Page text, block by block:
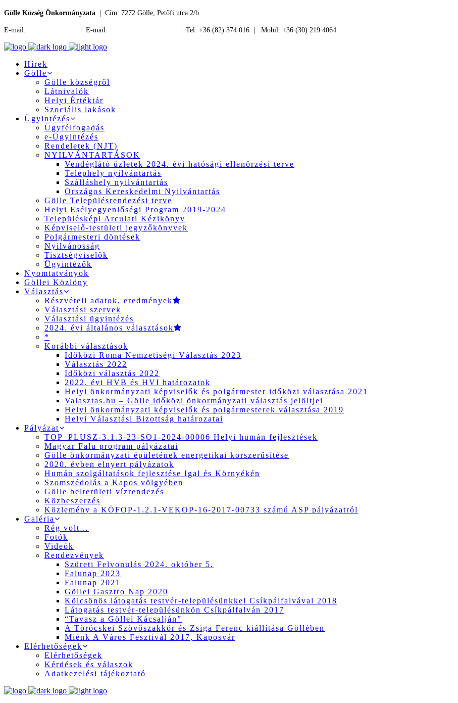
Gölle Község Önkormányzata | Cím: 7272 Gölle, Petőfi utca 2/b.
E-mail: | E-mail: | Tel: +36 (82) 374 016 | Mobil: +36 (30) 219 4064
Hírek
Gölle
Gölle községről
Látnivalók
Helyi Értéktár
Szociális lakások
Ügyintézés
Ügyfélfogadás
e-Ügyintézés
Rendeletek (NJT)
NYILVÁNTARTÁSOK
Vendéglátó üzletek 2024. évi hatósági ellenőrzési terve
Telephely nyilvántartás
Szálláshely nyilvántartás
Országos Kereskedelmi Nyilvántartás
Gölle Településrendezési terve
Helyi Esélyegyenlőségi Program 2019-2024
Településképi Arculati Kézikönyv
Képviselő-testületi jegyzőkönyvek
Polgármesteri döntések
Nyilvánosság
Tisztségviselők
Ügyintézők
Nyomtatványok
Göllei Közlöny
Választás
Részvételi adatok, eredmények
Választási szervek
Választási ügyintézés
2024. évi általános választások
*
Korábbi választások
Időközi Roma Nemzetiségi Választás 2023
Választás 2022
Időközi választás 2022
2022. évi HVB és HVI határozatok
Helyi önkormányzati képviselők és polgármester időközi választása 2021
Valasztas.hu – Gölle időközi önkormányzati választás jelöltjei
Helyi önkormányzati képviselők és polgármesterek választása 2019
Helyi Választási Bizottság határozatai
Pályázat
TOP_PLUSZ-3.1.3-23-SO1-2024-00006 Helyi humán fejlesztések
Magyar Falu program pályázatai
Gölle önkormányzati épületének energetikai korszerűsítése
2020. évben elnyert pályázatok
Humán szolgáltatások fejlesztése Igal és Környékén
Szomszédolás a Kapos völgyében
Gölle belterületi vízrendezés
Közbeszerzés
Közlemény a KÖFOP-1.2.1-VEKOP-16-2017-00733 számú ASP pályázatról
Galéria
Rég volt…
Fotók
Videók
Rendezvények
Szüreti Felvonulás 2024. október 5.
Falunap 2023
Falunap 2021
Göllei Gasztro Nap 2020
Kölcsönös látogatás testvér-településünkkel Csíkpálfalvával 2018
Látogatás testvér-településünkön Csíkpálfalván 2017
“Tavasz a Göllei Kácsalján”
A Töröcskei Szövőszakkör és Zsiga Ferenc kiállítása Göllében
Miénk A Város Fesztivál 2017, Kaposvár
Elérhetőségek
Elérhetőségek
Kérdések és válaszok
Adatkezelési tájékoztató